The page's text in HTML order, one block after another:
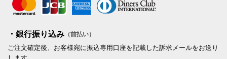
・銀行振り込み （前払い）
ご注文確定後、お客様宛に振込専用口座を記載した訴求メールをお送り